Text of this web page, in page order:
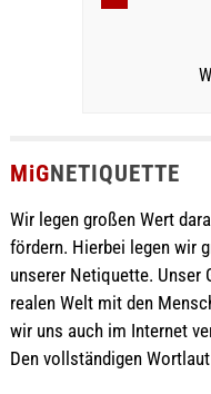
MiGNETIQUETTE
Wir legen großen Wert
fördern. Hierbei legen wir
unserer Netiquette. Unser
realen Welt mit den
wir uns auch im Internet
Den vollständigen